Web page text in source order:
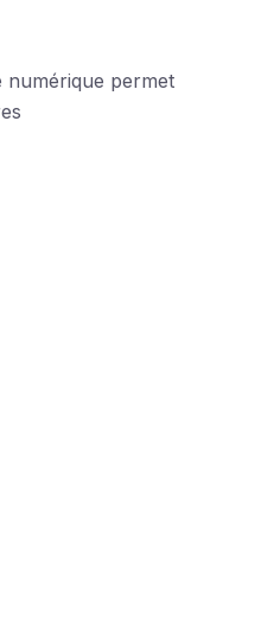
numérique permet